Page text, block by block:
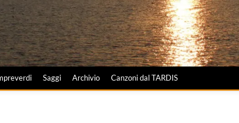
Saggi Archivio Canzoni dal TARDIS